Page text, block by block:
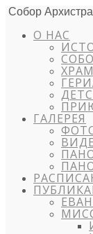
Собор
О НАС
ГАЛЕРЕЯ